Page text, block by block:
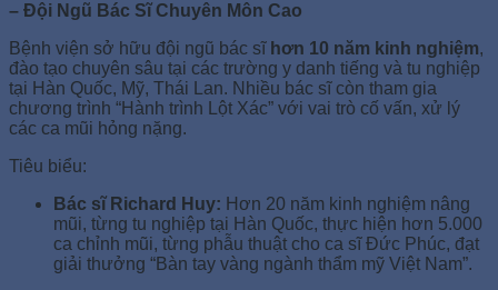
– Đội Ngũ Bác Sĩ Chuyên Môn Cao
Bệnh viện sở hữu đội ngũ bác sĩ hơn 10 năm kinh nghiệm,
đào tạo chuyên sâu tại các trường y danh tiếng và tu nghiệp
tại Hàn Quốc, Mỹ, Thái Lan. Nhiều bác sĩ còn tham gia
chương trình “Hành trình Lột Xác” với vai trò cố vấn, xử lý
các ca mũi hỏng nặng.
Tiêu biểu:
Bác sĩ Richard Huy: Hơn 20 năm kinh nghiệm nâng
mũi, từng tu nghiệp tại Hàn Quốc, thực hiện hơn 5.000
ca chỉnh mũi, từng phẫu thuật cho ca sĩ Đức Phúc, đạt
giải thưởng “Bàn tay vàng ngành thẩm mỹ Việt Nam”.